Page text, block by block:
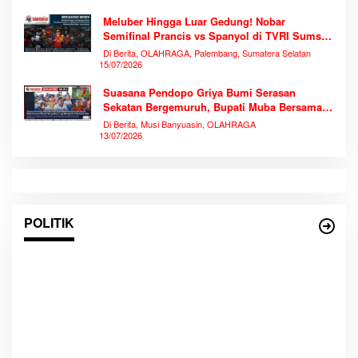
Meluber Hingga Luar Gedung! Nobar
Semifinal Prancis vs Spanyol di TVRI Sumsel
Memecahkan Rekor Antusiasme
Di Berita, OLAHRAGA, Palembang, Sumatera Selatan
15/07/2026
Suasana Pendopo Griya Bumi Serasan
Sekatan Bergemuruh, Bupati Muba Bersama
Ribuan Warga Nobar Laga Bersejarah Piala
Dunia 2026
Di Berita, Musi Banyuasin, OLAHRAGA
13/07/2026
POLITIK